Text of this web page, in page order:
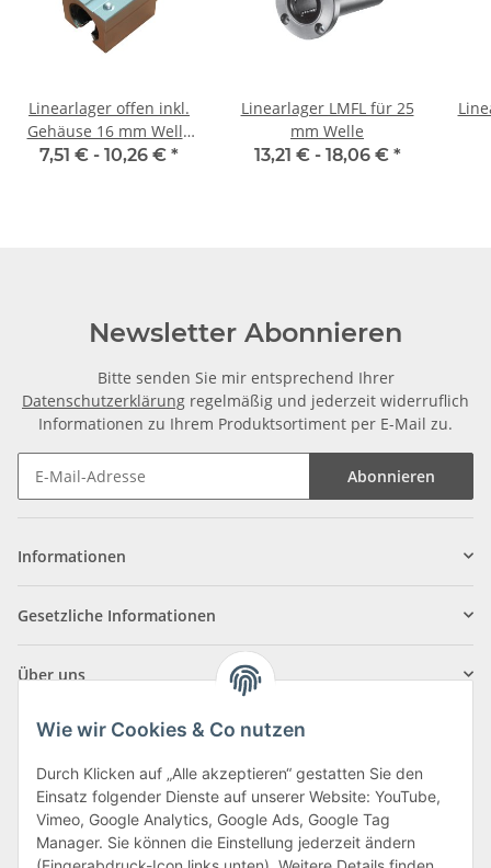
Linearlager offen inkl.
Gehäuse 16 mm Welle
SBR
7,51 € - 10,26 € *
Linearlager LMFL für 25
mm Welle
13,21 € - 18,06 € *
Newsletter Abonnieren
Bitte senden Sie mir entsprechend Ihrer
Datenschutzerklärung regelmäßig und jederzeit widerruflich
Informationen zu Ihrem Produktsortiment per E-Mail zu.
Abonnieren
Informationen
Gesetzliche Informationen
Über uns
Klagenfurter Straße 29
9556 Liebenfels
Wie wir Cookies & Co nutzen
Durch Klicken auf „Alle akzeptieren“ gestatten Sie den
Einsatz folgender Dienste auf unserer Website: YouTube,
Vimeo, Google Analytics, Google Ads, Google Tag
Manager. Sie können die Einstellung jederzeit ändern